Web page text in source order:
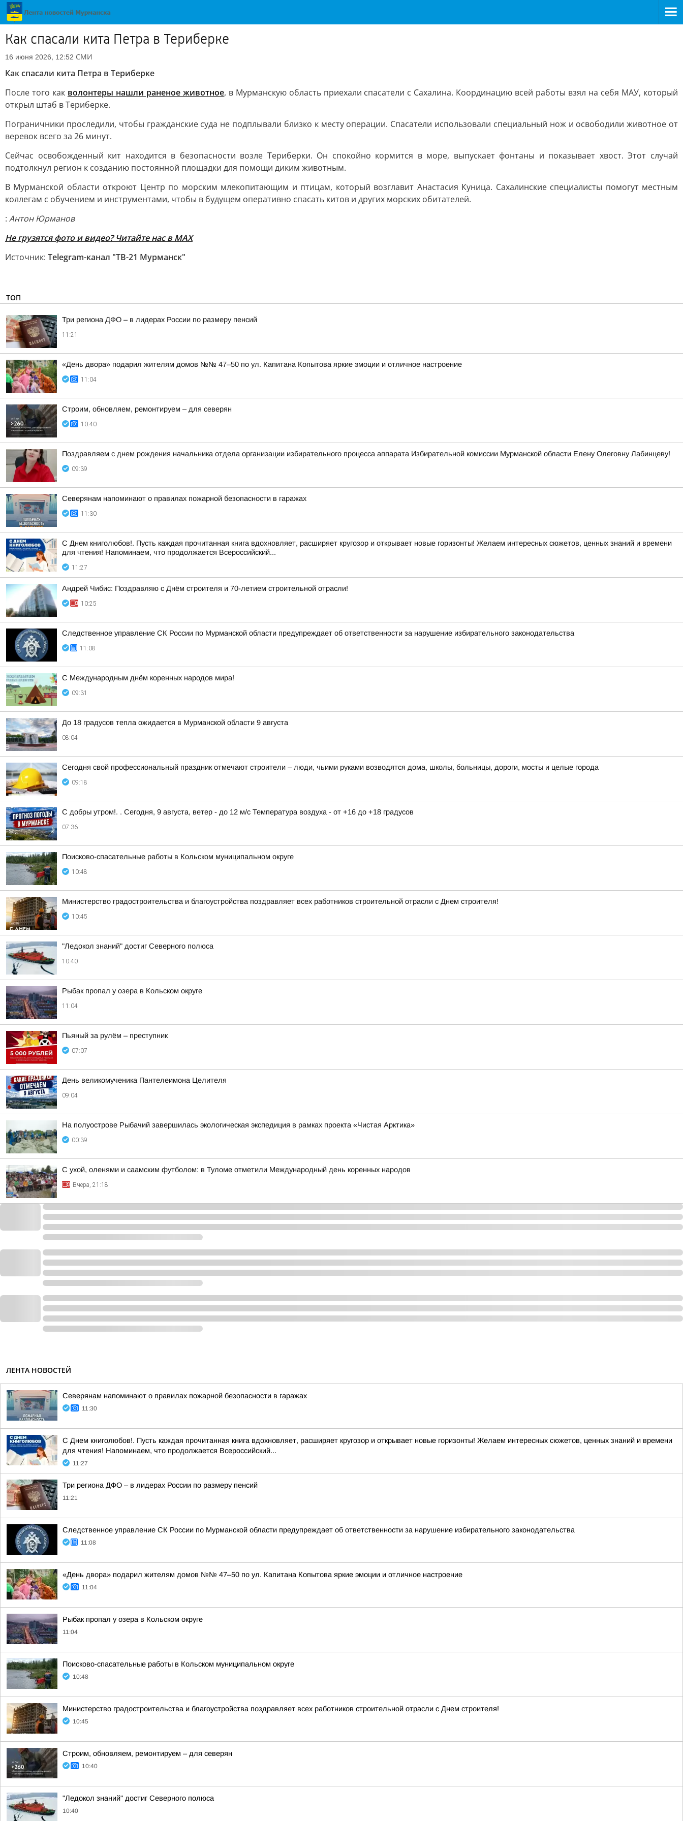
Как спасали кита Петра в Териберке
16 июня 2026, 12:52 СМИ
Как спасали кита Петра в Териберке
После того как волонтеры нашли раненое животное, в Мурманскую область приехали спасатели с Сахалина. Координацию всей работы взял на себя МАУ, который
открыл штаб в Териберке.
Пограничники проследили, чтобы гражданские суда не подплывали близко к месту операции. Спасатели использовали специальный нож и освободили животное от
веревок всего за 26 минут.
Сейчас освобожденный кит находится в безопасности возле Териберки. Он спокойно кормится в море, выпускает фонтаны и показывает хвост. Этот случай
подтолкнул регион к созданию постоянной площадки для помощи диким животным.
В Мурманской области откроют Центр по морским млекопитающим и птицам, который возглавит Анастасия Куница. Сахалинские специалисты помогут местным
коллегам с обучением и инструментами, чтобы в будущем оперативно спасать китов и других морских обитателей.
: Антон Юрманов
Не грузятся фото и видео? Читайте нас в MAX
Источник: Telegram-канал "ТВ-21 Мурманск"
ТОП
Три региона ДФО – в лидерах России по размеру пенсий
11:21
«День двора» подарил жителям домов №№ 47–50 по ул. Капитана Копытова яркие эмоции и отличное настроение
11:04
Строим, обновляем, ремонтируем – для северян
10:40
Поздравляем с днем рождения начальника отдела организации избирательного процесса аппарата Избирательной комиссии Мурманской области Елену Олеговну Лабинцеву!
09:39
Северянам напоминают о правилах пожарной безопасности в гаражах
11:30
С Днем книголюбов!. Пусть каждая прочитанная книга вдохновляет, расширяет кругозор и открывает новые горизонты! Желаем интересных сюжетов, ценных знаний и времени
для чтения! Напоминаем, что продолжается Всероссийский...
11:27
Андрей Чибис: Поздравляю с Днём строителя и 70-летием строительной отрасли!
10:25
Следственное управление СК России по Мурманской области предупреждает об ответственности за нарушение избирательного законодательства
11:08
С Международным днём коренных народов мира!
09:31
До 18 градусов тепла ожидается в Мурманской области 9 августа
08:04
Сегодня свой профессиональный праздник отмечают строители – люди, чьими руками возводятся дома, школы, больницы, дороги, мосты и целые города
09:18
С добры утром!. . Сегодня, 9 августа, ветер - до 12 м/с Температура воздуха - от +16 до +18 градусов
07:36
Поисково-спасательные работы в Кольском муниципальном округе
10:48
Министерство градостроительства и благоустройства поздравляет всех работников строительной отрасли с Днем строителя!
10:45
"Ледокол знаний" достиг Северного полюса
10:40
Рыбак пропал у озера в Кольском округе
11:04
Пьяный за рулём – преступник
07:07
День великомученика Пантелеимона Целителя
09:04
На полуострове Рыбачий завершилась экологическая экспедиция в рамках проекта «Чистая Арктика»
00:39
С ухой, оленями и саамским футболом: в Туломе отметили Международный день коренных народов
Вчера, 21:18
ЛЕНТА НОВОСТЕЙ
Северянам напоминают о правилах пожарной безопасности в гаражах
11:30
С Днем книголюбов!. Пусть каждая прочитанная книга вдохновляет, расширяет кругозор и открывает новые горизонты! Желаем интересных сюжетов, ценных знаний и времени
для чтения! Напоминаем, что продолжается Всероссийский...
11:27
Три региона ДФО – в лидерах России по размеру пенсий
11:21
Следственное управление СК России по Мурманской области предупреждает об ответственности за нарушение избирательного законодательства
11:08
«День двора» подарил жителям домов №№ 47–50 по ул. Капитана Копытова яркие эмоции и отличное настроение
11:04
Рыбак пропал у озера в Кольском округе
11:04
Поисково-спасательные работы в Кольском муниципальном округе
10:48
Министерство градостроительства и благоустройства поздравляет всех работников строительной отрасли с Днем строителя!
10:45
Строим, обновляем, ремонтируем – для северян
10:40
"Ледокол знаний" достиг Северного полюса
10:40